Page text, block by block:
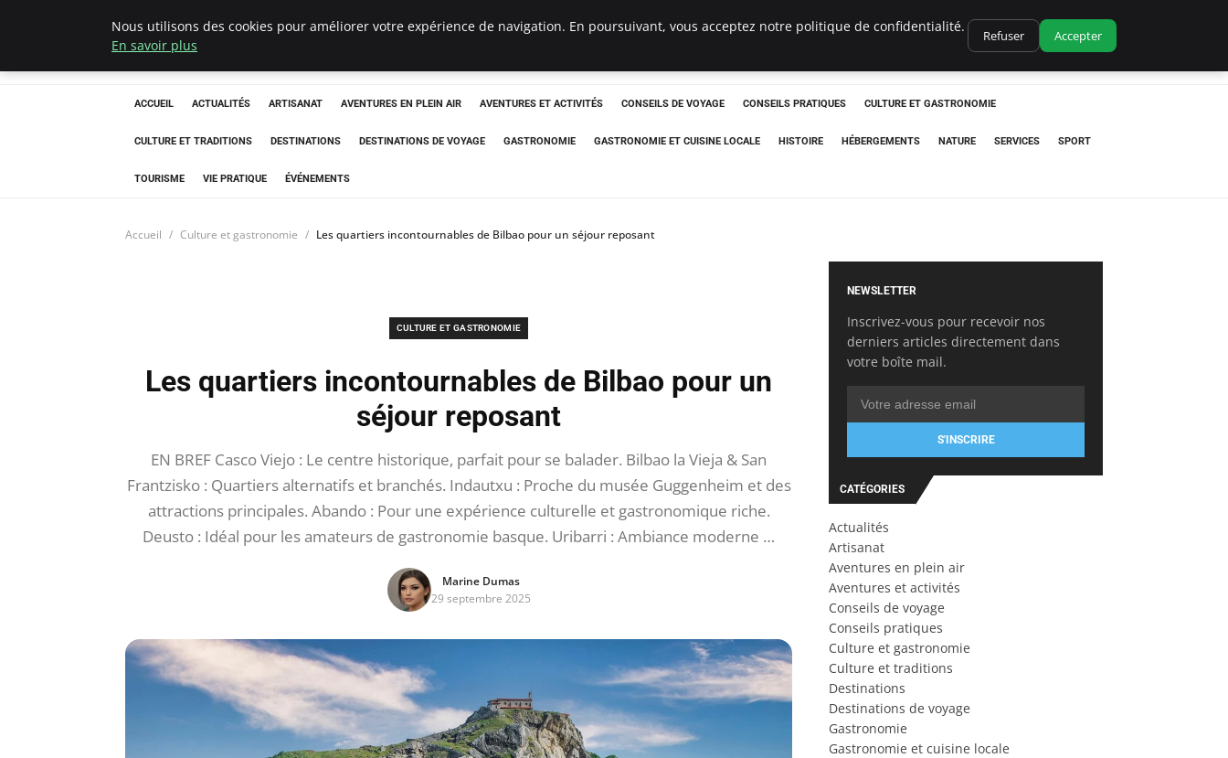
Correze Co
ACCUEIL ACTUALITÉS ARTISANAT AVENTURES EN PLEIN AIR AVENTURES ET ACTIVITÉS CONSEILS DE VOYAGE CONSEILS PRATIQUES CULTURE ET GASTRONOMIE
CULTURE ET TRADITIONS DESTINATIONS DESTINATIONS DE VOYAGE GASTRONOMIE GASTRONOMIE ET CUISINE LOCALE HISTOIRE HÉBERGEMENTS NATURE SERVICES SPORT
TOURISME VIE PRATIQUE ÉVÉNEMENTS
Accueil Culture et gastronomie Les quartiers incontournables de Bilbao pour un séjour reposant
CULTURE ET GASTRONOMIE
Les quartiers incontournables de Bilbao pour un
séjour reposant
EN BREF Casco Viejo : Le centre historique, parfait pour se balader. Bilbao la Vieja & San
Frantzisko : Quartiers alternatifs et branchés. Indautxu : Proche du musée Guggenheim et des
attractions principales. Abando : Pour une expérience culturelle et gastronomique riche.
Deusto : Idéal pour les amateurs de gastronomie basque. Uribarri : Ambiance moderne …
Marine Dumas
29 septembre 2025
NEWSLETTER
Inscrivez-vous pour recevoir nos
derniers articles directement dans
votre boîte mail.
S'INSCRIRE
CATÉGORIES
Actualités
Artisanat
Aventures en plein air
Aventures et activités
Conseils de voyage
Conseils pratiques
Culture et gastronomie
Culture et traditions
Destinations
Destinations de voyage
Gastronomie
Gastronomie et cuisine locale
Nous utilisons des cookies pour améliorer votre expérience de navigation. En poursuivant, vous acceptez notre politique de confidentialité.
En savoir plus
Refuser Accepter